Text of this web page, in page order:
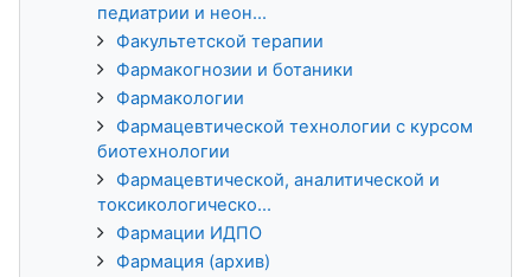
педиатрии и неон...
Факультетской терапии
Фармакогнозии и ботаники
Фармакологии
Фармацевтической технологии с курсом
биотехнологии
Фармацевтической, аналитической и
токсикологическо...
Фармации ИДПО
Фармация (архив)